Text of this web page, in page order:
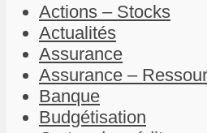
Actions – Stocks
Actualités
Assurance
Assurance –
Banque
Budgétisation